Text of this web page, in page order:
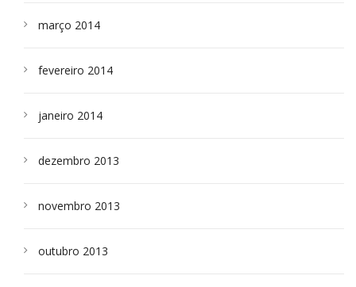
março 2014
fevereiro 2014
janeiro 2014
dezembro 2013
novembro 2013
outubro 2013